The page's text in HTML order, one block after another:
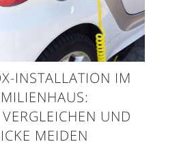
INSTALLATION IM
UND
MEIDEN